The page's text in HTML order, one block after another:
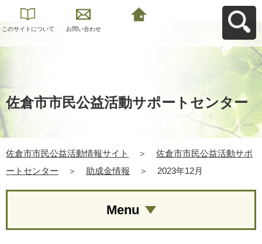
このサイトについて お問い合わせ
佐倉市市民公益活動サポートセンター
佐倉市市民公益活動情報サイト ＞
佐倉市市民公益活動サポ
ートセンター
＞ 助成金情報 ＞ 2023年12月
Menu